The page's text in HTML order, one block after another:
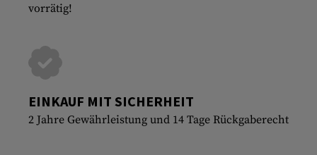
vorrätig!
EINKAUF MIT SICHERHEIT
2 Jahre Gewährleistung und 14 Tage Rückgaberecht